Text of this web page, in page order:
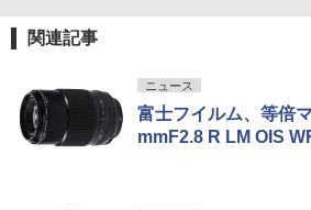
関連記事
ニュース
富士フイルム、等倍
mmF2.8 R LM OIS